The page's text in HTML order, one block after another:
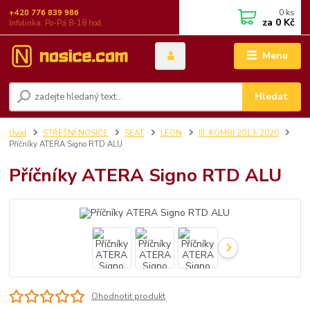
Menu
Hledat
+420 776 839 986
Infolinka: Po-Pá 8-18 hod.
0 ks
za 0 Kč
Úvod STŘEŠNÍ NOSIČE SEAT LEON
III. KOMBI 2013-2020
Příčníky ATERA Signo RTD ALU
Příčníky ATERA Signo RTD ALU
Ohodnotit produkt